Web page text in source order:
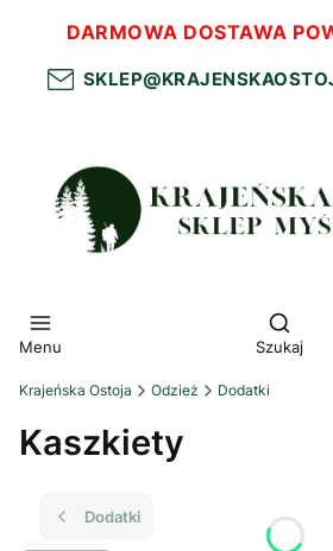
DARMOWA DOSTAWA
Menu Szukaj
Krajeńska Ostoja Odzież Dodatki
Kaszkiety
Dodatki